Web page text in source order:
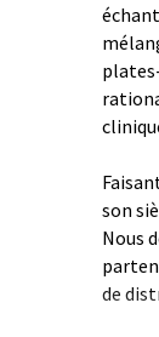
son
Nous
de